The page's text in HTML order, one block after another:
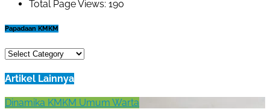
Total Page Views: 190
Papadaan KMKM
Papadaan
Artikel Lainnya
Dinamika KMKM Umum Warta